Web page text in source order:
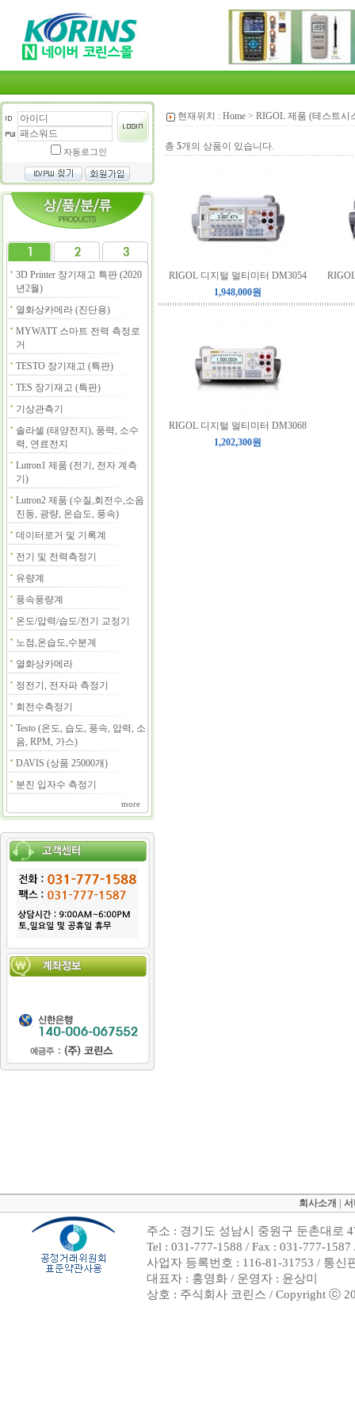
자동로그인
3D Printer 장기재고 특판 (2020
년2월)
열화상카메라 (진단용)
MYWATT 스마트 전력 측정로
거
TESTO 장기재고 (특판)
TES 장기재고 (특판)
기상관측기
솔라셀 (태양전지), 풍력, 소수
력, 연료전지
Lutron1 제품 (전기, 전자 계측
기)
Lutron2 제품 (수질,회전수,소음
진동, 광량, 온습도, 풍속)
데이터로거 및 기록계
전기 및 전력측정기
유량계
풍속풍량계
온도/압력/습도/전기 교정기
노점,온습도,수분계
열화상카메라
정전기, 전자파 측정기
회전수측정기
Testo (온도, 습도, 풍속, 압력, 소
음, RPM, 가스)
DAVIS (상품 25000개)
분진 입자수 측정기
more
현재위치 : Home > RIGOL 제품 (테스트시
총 5개의 상품이 있습니다.
RIGOL 디지털 멀티미터 DM3054
1,948,000원
RIGOL 디지털 멀티미터 DM3068
1,202,300원
회사소개
주소 : 경기도 성남시 중원구 둔촌대로
Tel : 031-777-1588 / Fax : 031-777-
사업자 등록번호 : 116-81-31753 / 통신
대표자 : 홍영화 / 운영자 : 윤상미
상호 : 주식회사 코린스 / Copyright ⓒ